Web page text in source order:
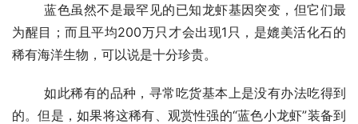
	蓝色虽然不是最罕见的已知龙虾基因突变，但它们最
为醒目；而且平均200万只才会出现1只，是媲美活化石的
稀有海洋生物，可以说是十分珍贵。
	如此稀有的品种，寻常吃货基本上是没有办法吃得到
的。但是，如果将这稀有、观赏性强的“蓝色小龙虾”装备到